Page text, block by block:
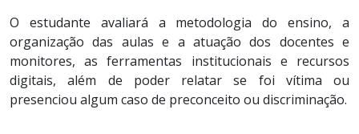
O estudante avaliará a metodologia do ensino, a
organização das aulas e a atuação dos docentes e
monitores, as ferramentas institucionais e recursos
digitais, além de poder relatar se foi vítima ou
presenciou algum caso de preconceito ou discriminação.